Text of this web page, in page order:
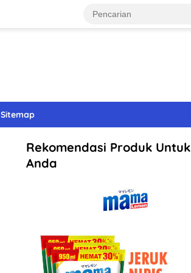
Sitemap
Rekomendasi Produk Untuk
Anda